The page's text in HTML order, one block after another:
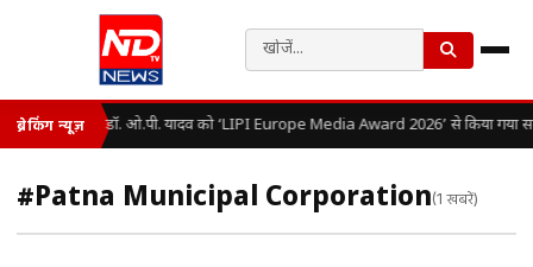
ब्रेकिंग न्यूज़ डॉ. ओ.पी. यादव को ‘LIPI Europe Media Award 2026’ से किया गया
#Patna Municipal Corporation(1 खबरें)